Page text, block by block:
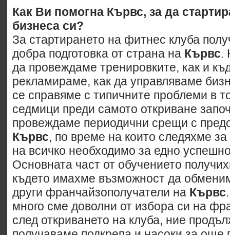
Как Ви помогна Кървс, за да
бизнеса си?
За стартирането на фитнес клуба
добра подготовка от страна на Кървс.
да провеждаме тренировките, как и
рекламираме, как да управляваме
се справяме с типичните проблеми в
седмици преди самото откриване
провеждаме периодични срещи с
Кървс, по време на които следяхме за
на всичко необходимо за едно
Основната част от обучението
където имахме възможност да
други франчайзополучатели на Кървс
много сме доволни от избора си на
след откриването на клуба, ние